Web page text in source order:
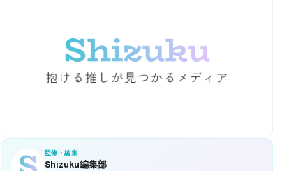
監修・編集
Shizuku編集部